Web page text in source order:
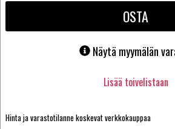
OSTA
Näytä myymälän
Lisää toivelistaan
Hinta ja varastotilanne koskevat verkkokauppaa